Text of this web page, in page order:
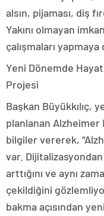
alsın, pijaması, diş
Yakını olmayan
çalışmaları
Yeni Dönemde
Projesi
Başkan Büyükkılıç,
planlanan Alzheimer
bilgiler vererek,
var.
arttığını ve aynı
çekildiğini
bakma açısından